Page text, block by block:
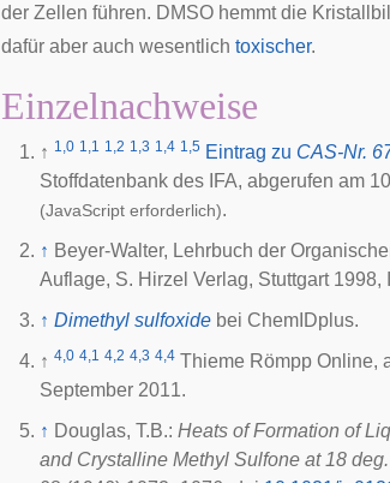
der Zellen führen. DMSO hemmt die
dafür aber auch wesentlich toxischer.
Einzelnachweise
↑ 1,0 1,1 1,2 1,3 1,4 1,5 Eintrag zu CAS-Nr.
Stoffdatenbank des IFA, abgerufen am
(JavaScript erforderlich).
↑ Beyer-Walter, Lehrbuch der
Auflage, S. Hirzel Verlag, Stuttgart 1998,
↑ Dimethyl sulfoxide bei ChemIDplus.
↑ 4,0 4,1 4,2 4,3 4,4 Thieme Römpp Online,
September 2011.
↑ Douglas, T.B.: Heats of Formation of
and Crystalline Methyl Sulfone at 18 deg.